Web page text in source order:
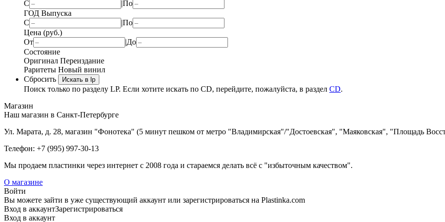
С
|По
ГОД Выпуска
С
|По
Цена (руб.)
От
|До
Состояние
Оригинал Переиздание
Раритеты Новый винил
Сбросить
Искать в lp
Поиск только по разделу LP. Если хотите искать по CD, перейдите, пожалуйста, в раздел CD.
Магазин
Наш магазин в Санкт-Петербурге
Ул. Марата, д. 28, магазин "Фонотека" (5 минут пешком от метро "Владимирская"/"Достоевская", "Маяковская", "Площадь
Телефон: +7 (995) 997-30-13
Мы продаем пластинки через интернет c 2008 года и стараемся делать всё с "избыточным качеством".
О магазине
Войти
Вы можете зайти в уже существующий аккаунт или зарегистрироваться на Plastinka.com
Вход в аккаунтЗарегистрироваться
Вход в аккаунт